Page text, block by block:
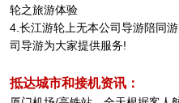
轮之旅游体验
4.长江游轮上无本公司导游陪同
司导游为大家提供服务!
抵达城市和接机资讯：